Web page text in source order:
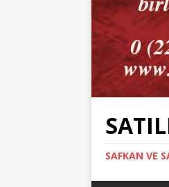
SAFKAN VE